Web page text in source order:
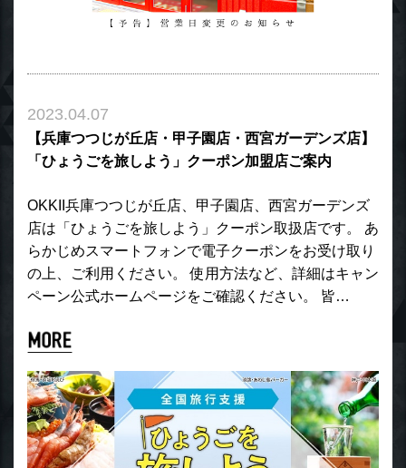
2023.04.07
【兵庫つつじが丘店・甲子園店・西宮ガーデンズ店】
「ひょうごを旅しよう」クーポン加盟店ご案内
OKKII兵庫つつじが丘店、甲子園店、西宮ガーデンズ
店は「ひょうごを旅しよう」クーポン取扱店です。 あ
らかじめスマートフォンで電子クーポンをお受け取り
の上、ご利用ください。 使用方法など、詳細はキャン
ペーン公式ホームページをご確認ください。 皆…